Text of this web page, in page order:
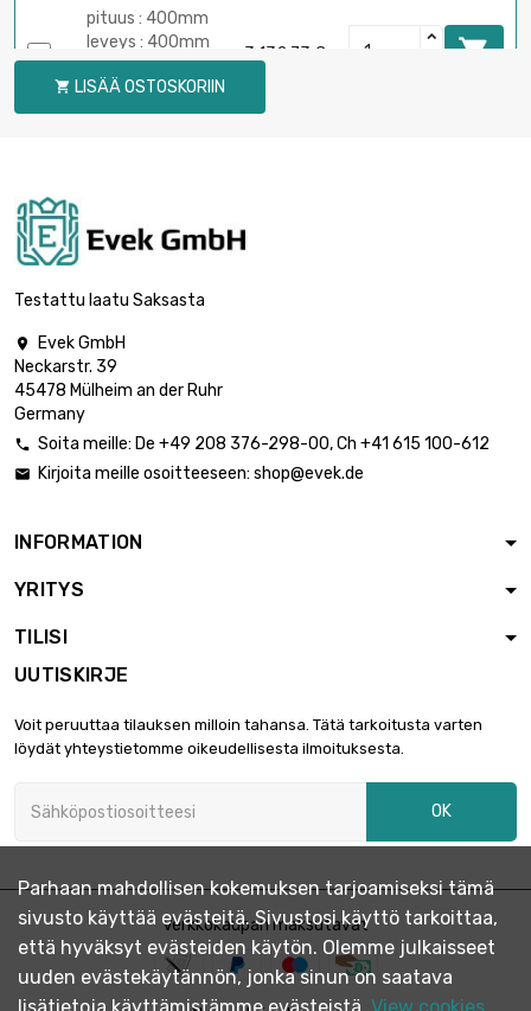
pituus : 400mm
leveys : 400mm
Paksuus / vahvuus
: 1.45mm
3 132,73 € 
pituus : 400mm
vahvuus : 1.6mm
pituus : 300mm
leveys : 300mm
Paksuus / vahvuus
leveys : 400mm
vahvuus : 1.83mm
pituus : 300mm
Paksuus / vahvuus
: 2.36mm
2 875,21 € 
leveys : 300mm
pituus : 300mm
leveys : 300mm
Paksuus /
vahvuus : 3.18mm
3 864,40 € 
 LISÄÄ OSTOSKORIIN
Testattu laatu Saksasta

Evek GmbH
Neckarstr. 39
45478 Mülheim an der Ruhr
Germany
 Soita meille: De +49 208 376-298-00, Ch +41 615 100-612
 Kirjoita meille osoitteeseen: shop@evek.de
INFORMATION
YRITYS
TILISI
UUTISKIRJE
Voit peruuttaa tilauksen milloin tahansa. Tätä tarkoitusta varten
löydät yhteystietomme oikeudellisesta ilmoituksesta.
OK
Verkkokaupan maksutavat
Parhaan mahdollisen kokemuksen tarjoamiseksi tämä
sivusto käyttää evästeitä. Sivustosi käyttö tarkoittaa,
että hyväksyt evästeiden käytön. Olemme julkaisseet
uuden evästekäytännön, jonka sinun on saatava